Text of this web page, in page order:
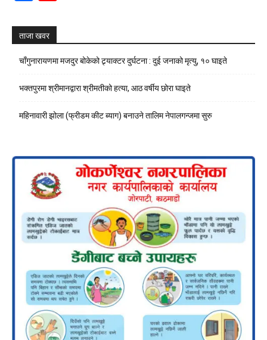
ताजा खवर
चाँगुनारायणमा मजदुर बोकेको ट्र्याक्टर दुर्घटना : दुई जनाको मृत्यु, १० घाइते
भक्तपुरमा श्रीमानद्वारा श्रीमतीको हत्या, आठ वर्षीय छोरा घाइते
महिनावारी झोला (फ्रीडम कीट ब्याग) बनाउने तालिम नेपालगन्जमा सुरु